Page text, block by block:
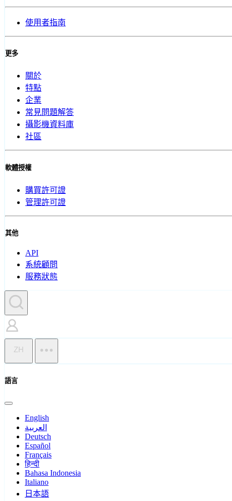
使用者指南
更多
關於
特點
企業
常見問題解答
攝影機資料庫
社區
軟體授權
購買許可證
管理許可證
其他
API
系統顧問
服務狀態
ZH
語言
English
العربية
Deutsch
Español
Français
हिन्दी
Bahasa Indonesia
Italiano
日本語